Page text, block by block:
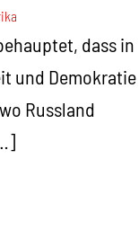
dass in
und Demokratie
Russland